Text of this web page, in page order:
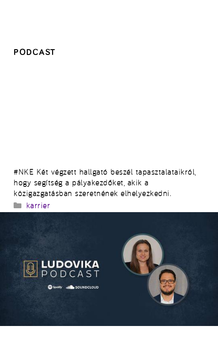
PODCAST
#NKE Két végzett hallgató beszél tapasztalataikról,
hogy segítség a pályakezdőket, akik a
közigazgatásban szeretnének elhelyezkedni.
Kategória
karrier